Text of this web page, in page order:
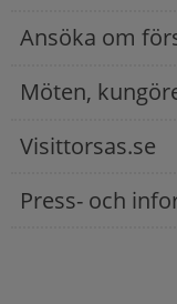
Ansöka om
Möten,
Visittorsas.se
Press- och